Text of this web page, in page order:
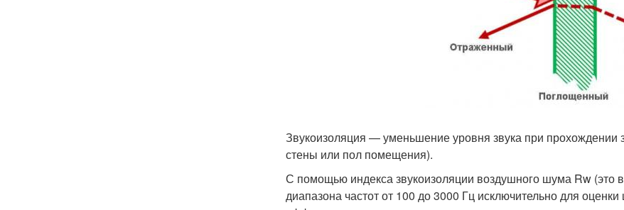
Звукоизоляция — уменьшение уровня звука при прохождении
стены или пол помещения).
С помощью индекса звукоизоляции воздушного шума Rw (это
диапазона частот от 100 до 3000 Гц исключительно для